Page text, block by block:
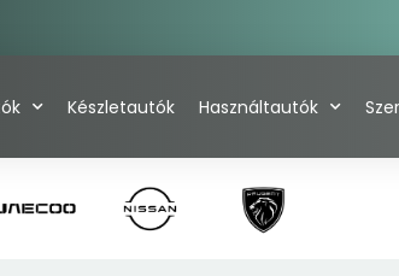
Készletautók Használtautók